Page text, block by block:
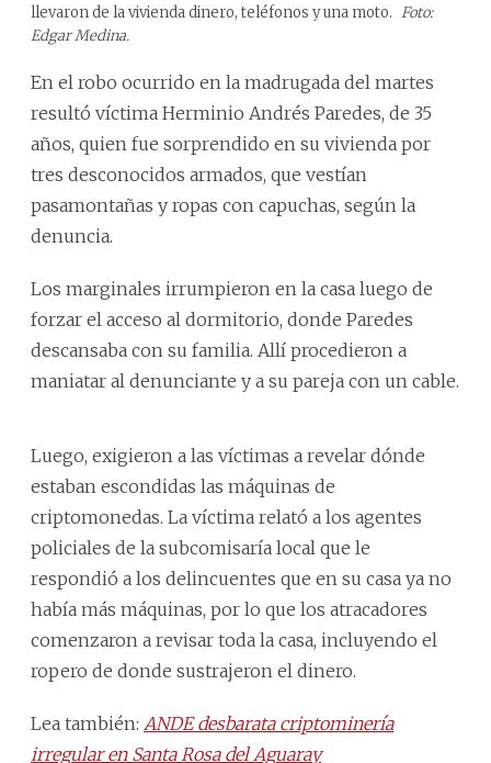
llevaron de la vivienda dinero, teléfonos y una moto. Foto:
Edgar Medina.
En el robo ocurrido en la madrugada del martes
resultó víctima Herminio Andrés Paredes, de 35
años, quien fue sorprendido en su vivienda por
tres desconocidos armados, que vestían
pasamontañas y ropas con capuchas, según la
denuncia.
Los marginales irrumpieron en la casa luego de
forzar el acceso al dormitorio, donde Paredes
descansaba con su familia. Allí procedieron a
maniatar al denunciante y a su pareja con un cable.
Luego, exigieron a las víctimas a revelar dónde
estaban escondidas las máquinas de
criptomonedas. La víctima relató a los agentes
policiales de la subcomisaría local que le
respondió a los delincuentes que en su casa ya no
había más máquinas, por lo que los atracadores
comenzaron a revisar toda la casa, incluyendo el
ropero de donde sustrajeron el dinero.
Lea también: ANDE desbarata criptominería
irregular en Santa Rosa del Aguaray